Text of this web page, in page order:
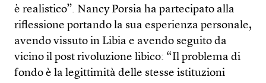
è realistico”. Nancy Porsia ha partecipato alla
riflessione portando la sua esperienza personale,
avendo vissuto in Libia e avendo seguito da
vicino il post rivoluzione libico: “Il problema di
fondo è la legittimità delle stesse istituzioni